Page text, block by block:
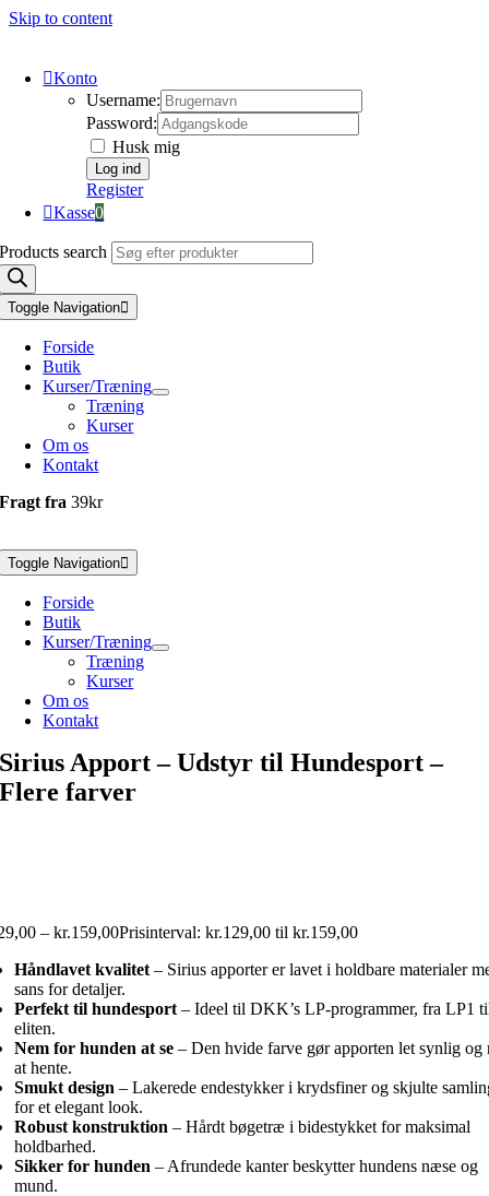
Skip to content
Konto
Username:
Password:
Husk mig
Register
Kasse0
Products search
Toggle Navigation
Forside
Butik
Kurser/Træning
Træning
Kurser
Om os
Kontakt
Fragt fra39kr
Toggle Navigation
Forside
Butik
Kurser/Træning
Træning
Kurser
Om os
Kontakt
Sirius Apport – Udstyr til Hundesport –
Flere farver
– kr.159,00Prisinterval: kr.129,00 til kr.159,00
Håndlavet kvalitet – Sirius apporter er lavet i holdbare materialer
sans for detaljer.
Perfekt til hundesport – Ideel til DKK’s LP-programmer, fra LP1
eliten.
Nem for hunden at se – Den hvide farve gør apporten let synlig og
at hente.
Smukt design – Lakerede endestykker i krydsfiner og skjulte
for et elegant look.
Robust konstruktion – Hårdt bøgetræ i bidestykket for maksimal
holdbarhed.
Sikker for hunden – Afrundede kanter beskytter hundens næse og
mund.